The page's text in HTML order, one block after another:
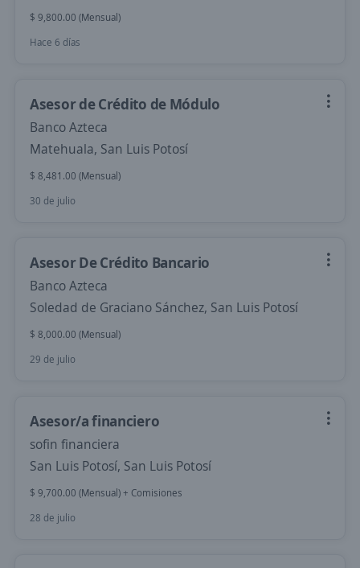
$ 9,800.00 (Mensual)
Hace 6 días
Asesor de Crédito de Módulo
Banco Azteca
Matehuala, San Luis Potosí
$ 8,481.00 (Mensual)
30 de julio
Asesor De Crédito Bancario
Banco Azteca
Soledad de Graciano Sánchez, San Luis Potosí
$ 8,000.00 (Mensual)
29 de julio
Asesor/a financiero
sofin financiera
San Luis Potosí, San Luis Potosí
$ 9,700.00 (Mensual) + Comisiones
28 de julio